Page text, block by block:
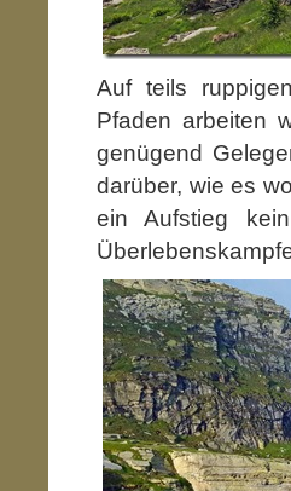
Auf teils
Pfaden arbeiten
genügend
darüber, wie es
ein Aufstieg